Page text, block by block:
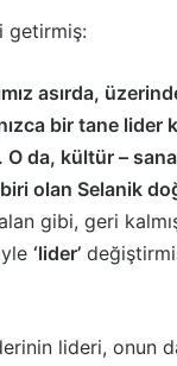
getirmiş:
asırda,
bir tane lider
O da, kültür –
olan Selanik
gibi, geri
‘lider’
lideri, onun